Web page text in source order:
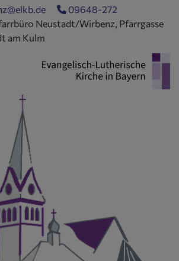
09648-272
Neustadt/Wirbenz, Pfarrgasse
am Kulm